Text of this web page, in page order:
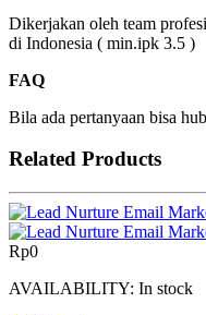
Dikerjakan oleh team
di Indonesia ( min.ipk 3.5 )
FAQ
Bila ada pertanyaan bisa
Related Products
Rp0
AVAILABILITY: In stock